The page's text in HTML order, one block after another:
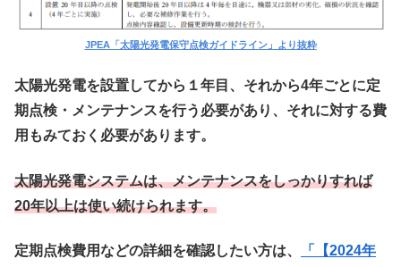
JPEA「太陽光発電保守点検ガイドライン」より抜粋
太陽光発電を設置してから１年目、それから4年ごとに定
期点検・メンテナンスを行う必要があり、それに対する費
用もみておく必要があります。
太陽光発電システムは、メンテナンスをしっかりすれば
20年以上は使い続けられます。
定期点検費用などの詳細を確認したい方は、
「【2024年